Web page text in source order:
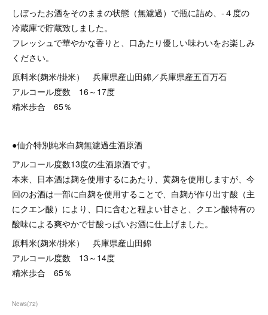
しぼったお酒をそのままの状態（無濾過）で瓶に詰め、-４度の
冷蔵庫で貯蔵致しました。
フレッシュで華やかな香りと、口あたり優しい味わいをお楽しみ
ください。
原料米(麹米/掛米） 兵庫県産山田錦／兵庫県産五百万石
アルコール度数 16～17度
精米歩合 65％
●仙介特別純米白麹無濾過生酒原酒
アルコール度数13度の生酒原酒です。
本来、日本酒は麹を使用するにあたり、黄麹を使用しますが、今
回のお酒は一部に白麹を使用することで、白麹が作り出す酸（主
にクエン酸）により、口に含むと程よい甘さと、クエン酸特有の
酸味による爽やかで甘酸っぱいお酒に仕上げました。
原料米(麹米/掛米） 兵庫県産山田錦
アルコール度数 13～14度
精米歩合 65％
News(72)